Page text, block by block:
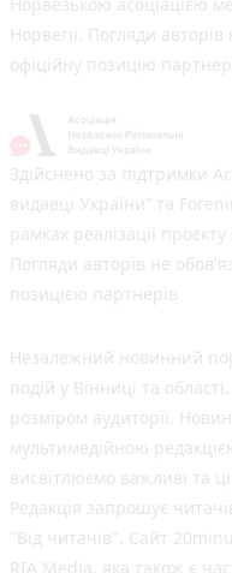
Норвезькою асоціацією
Норвегії. Погляди
офіційну позицію
Здійснено за підтримки
видавці України” та
рамках реалізації
Погляди авторів не
позицією партнерів
Незалежний новинний
подій у Вінниці та
розміром аудиторії.
мультимедійною
висвітлюємо важливі та
Редакція запрошує
"Від читачів". Сайт
RIA Media, яка також є